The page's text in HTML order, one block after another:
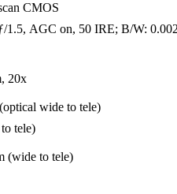
CMOS
1.5, AGC on, 50 IRE; B/W:
20x
wide to tele)
tele)
(wide to tele)